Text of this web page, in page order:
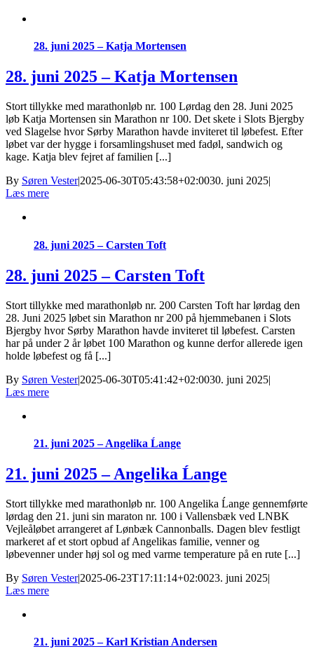
28. juni 2025 – Katja Mortensen
28. juni 2025 – Katja Mortensen
Stort tillykke med marathonløb nr. 100 Lørdag den 28. Juni 2025
løb Katja Mortensen sin Marathon nr 100. Det skete i Slots Bjergby
ved Slagelse hvor Sørby Marathon havde inviteret til løbefest. Efter
løbet var der hygge i forsamlingshuset med fadøl, sandwich og
kage. Katja blev fejret af familien [...]
By Søren Vester|2025-06-30T05:43:58+02:0030. juni 2025|
Læs mere
28. juni 2025 – Carsten Toft
28. juni 2025 – Carsten Toft
Stort tillykke med marathonløb nr. 200 Carsten Toft har lørdag den
28. Juni 2025 løbet sin Marathon nr 200 på hjemmebanen i Slots
Bjergby hvor Sørby Marathon havde inviteret til løbefest. Carsten
har på under 2 år løbet 100 Marathon og kunne derfor allerede igen
holde løbefest og få [...]
By Søren Vester|2025-06-30T05:41:42+02:0030. juni 2025|
Læs mere
21. juni 2025 – Angelika Ĺange
21. juni 2025 – Angelika Ĺange
Stort tillykke med marathonløb nr. 100 Angelika Ĺange gennemførte
lørdag den 21. juni sin maraton nr. 100 i Vallensbæk ved LNBK
Vejleåløbet arrangeret af Lønbæk Cannonballs. Dagen blev festligt
markeret af et stort opbud af Angelikas familie, venner og
løbevenner under høj sol og med varme temperature på en rute [...]
By Søren Vester|2025-06-23T17:11:14+02:0023. juni 2025|
Læs mere
21. juni 2025 – Karl Kristian Andersen